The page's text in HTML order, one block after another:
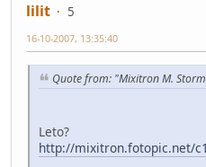
lilit
5
16-10-2007, 13:35:40
Quote from: "Mixitron M.
Leto?
http://mixitron.fotopic.net/